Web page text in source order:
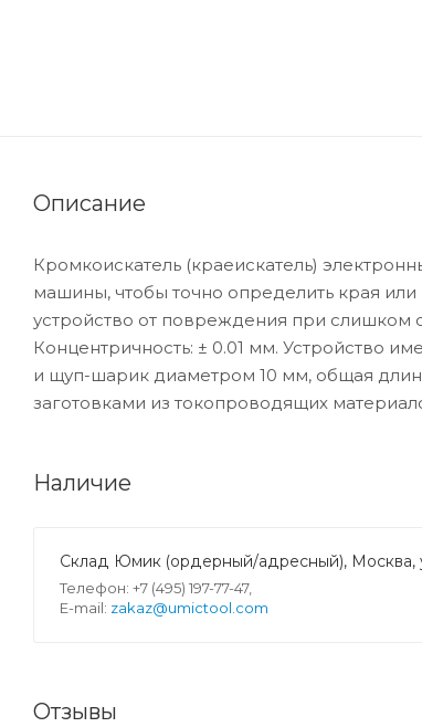
Описание
Кромкоискатель (краеискатель)
машины, чтобы точно определить края
устройство от повреждения при слишком
Концентричность: ± 0.01 мм. Устройство
и щуп-шарик диаметром 10 мм, общая
заготовками из токопроводящих
Наличие
Склад Юмик (ордерный/адресный), Москва,
Телефон: +7 (495) 197-77-47,
E-mail: zakaz@umictool.com
Отзывы